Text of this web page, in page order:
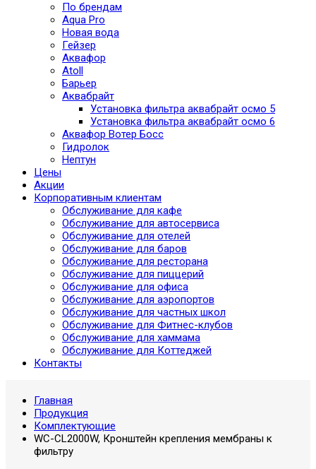
По брендам
Aqua Pro
Новая вода
Гейзер
Аквафор
Atoll
Барьер
Аквабрайт
Установка фильтра аквабрайт осмо 5
Установка фильтра аквабрайт осмо 6
Аквафор Вотер Босс
Гидролок
Нептун
Цены
Акции
Корпоративным клиентам
Обслуживание для кафе
Обслуживание для автосервиса
Обслуживание для отелей
Обслуживание для баров
Обслуживание для ресторана
Обслуживание для пиццерий
Обслуживание для офиса
Обслуживание для аэропортов
Обслуживание для частных школ
Обслуживание для Фитнес-клубов
Обслуживание для хаммама
Обслуживание для Коттеджей
Контакты
Главная
Продукция
Комплектующие
WC-CL2000W, Кронштейн крепления мембраны к
фильтру